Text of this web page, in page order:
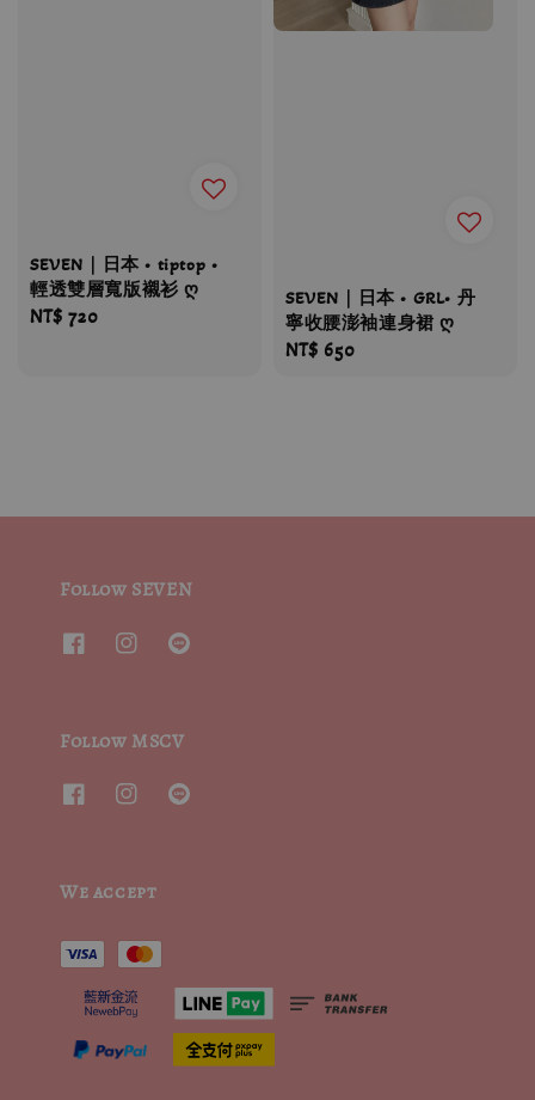
SEVEN｜日本 • tiptop •
輕透雙層寬版襯衫 ღ
Regular
NT$ 720
SEVEN｜日本 • GRL• 丹
寧收腰澎袖連身裙 ღ
Regular
NT$ 650
Follow SEVEN
Follow MSCV
We accept